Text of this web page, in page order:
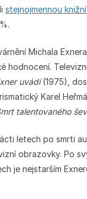
stejnojmennou
Michala
hodnocení.
uvádí(1975),
Karel
talentovaného
letech po smrti
obrazovky. Po
je nejstarším